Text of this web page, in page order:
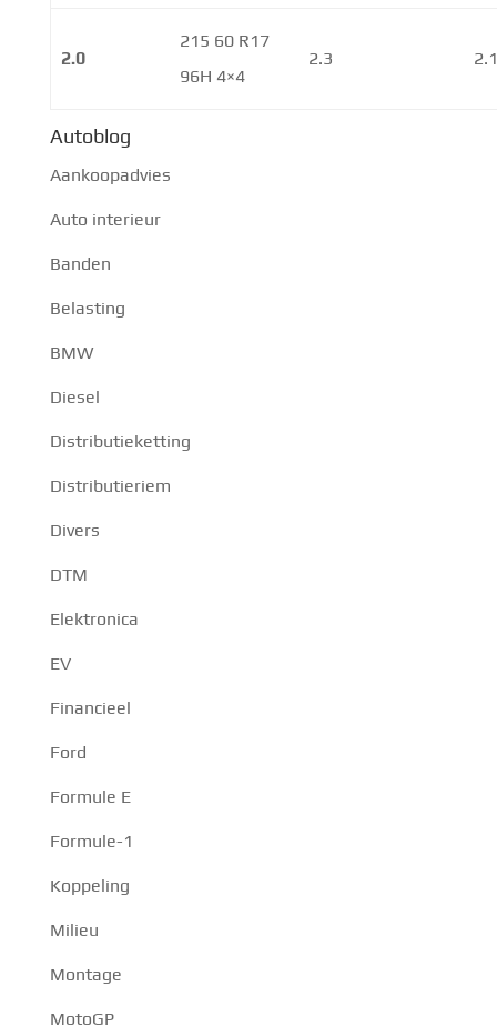
2.0
215 60 R17
96H 4×4
2.3
Autoblog
Aankoopadvies
Auto interieur
Banden
Belasting
BMW
Diesel
Distributieketting
Distributieriem
Divers
DTM
Elektronica
EV
Financieel
Ford
Formule E
Formule-1
Koppeling
Milieu
Montage
MotoGP